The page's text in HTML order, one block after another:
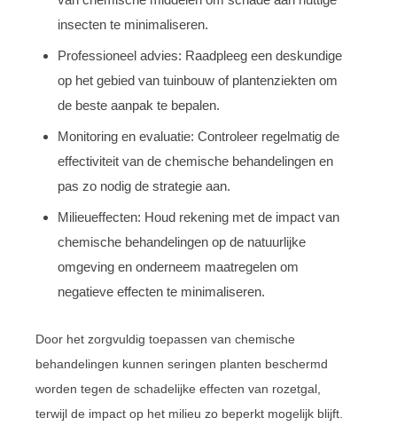
insecten te minimaliseren.
Professioneel advies: Raadpleeg een deskundige
op het gebied van tuinbouw of plantenziekten om
de beste aanpak te bepalen.
Monitoring en evaluatie: Controleer regelmatig de
effectiviteit van de chemische behandelingen en
pas zo nodig de strategie aan.
Milieueffecten: Houd rekening met de impact van
chemische behandelingen op de natuurlijke
omgeving en onderneem maatregelen om
negatieve effecten te minimaliseren.
Door het zorgvuldig toepassen van chemische
behandelingen kunnen seringen planten beschermd
worden tegen de schadelijke effecten van rozetgal,
terwijl de impact op het milieu zo beperkt mogelijk blijft.